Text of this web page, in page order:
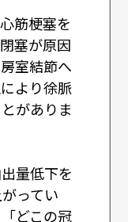
筋梗塞を
塞が原因
室結節へ
より徐脈
がありま
量低下を
ってい
どこの冠